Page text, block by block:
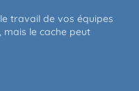
travail de vos équipes
mais le cache peut